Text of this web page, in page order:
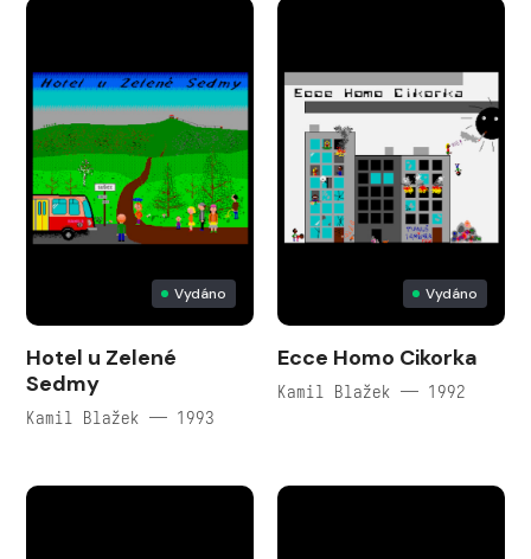
Vydáno
Hotel u Zelené
Sedmy
Kamil Blažek — 1993
Vydáno
Ecce Homo Cikorka
Kamil Blažek — 1992